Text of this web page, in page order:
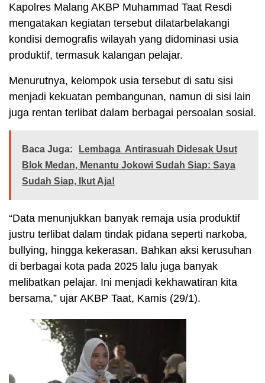
Kapolres Malang AKBP Muhammad Taat Resdi
mengatakan kegiatan tersebut dilatarbelakangi
kondisi demografis wilayah yang didominasi usia
produktif, termasuk kalangan pelajar.
Menurutnya, kelompok usia tersebut di satu sisi
menjadi kekuatan pembangunan, namun di sisi lain
juga rentan terlibat dalam berbagai persoalan sosial.
Baca Juga:
Lembaga Antirasuah Didesak Usut
Blok Medan, Menantu Jokowi Sudah Siap: Saya
Sudah Siap, Ikut Aja!
“Data menunjukkan banyak remaja usia produktif
justru terlibat dalam tindak pidana seperti narkoba,
bullying, hingga kekerasan. Bahkan aksi kerusuhan
di berbagai kota pada 2025 lalu juga banyak
melibatkan pelajar. Ini menjadi kekhawatiran kita
bersama,” ujar AKBP Taat, Kamis (29/1).